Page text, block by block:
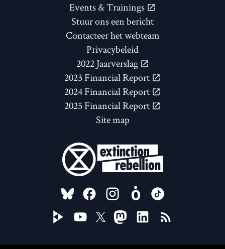
Events & Trainings
Stuur ons een bericht
Contacteer het webteam
Privacybeleid
2022 Jaarverslag
2023 Financial Report
2024 Financial Report
2025 Financial Report
Site map
FOLLOW US ON